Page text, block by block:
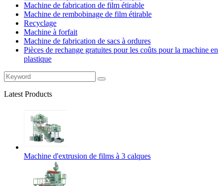
Machine de fabrication de film étirable
Machine de rembobinage de film étirable
Recyclage
Machine à forfait
Machine de fabrication de sacs à ordures
Pièces de rechange gratuites pour les coûts pour la machine en
plastique
Latest Products
Machine d'extrusion de films à 3 calques